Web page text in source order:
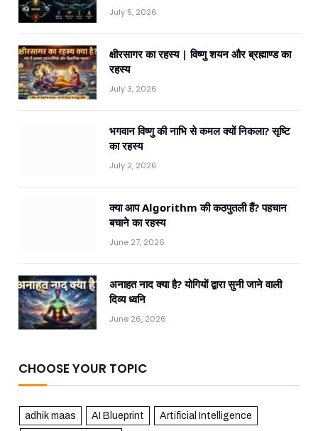
July 5, 2026
क्षीरसागर का रहस्य | विष्णु शयन और ब्रह्माण्ड का
रहस्य
July 3, 2026
भगवान विष्णु की नाभि से कमल क्यों निकला? सृष्टि
का रहस्य
July 2, 2026
क्या आप Algorithm की कठपुतली हैं? पहचान
बचाने का रहस्य
June 27, 2026
अनाहत नाद क्या है? योगियों द्वारा सुनी जाने वाली
दिव्य ध्वनि
June 26, 2026
CHOOSE YOUR TOPIC
adhik maas AI Blueprint Artificial Intelligence